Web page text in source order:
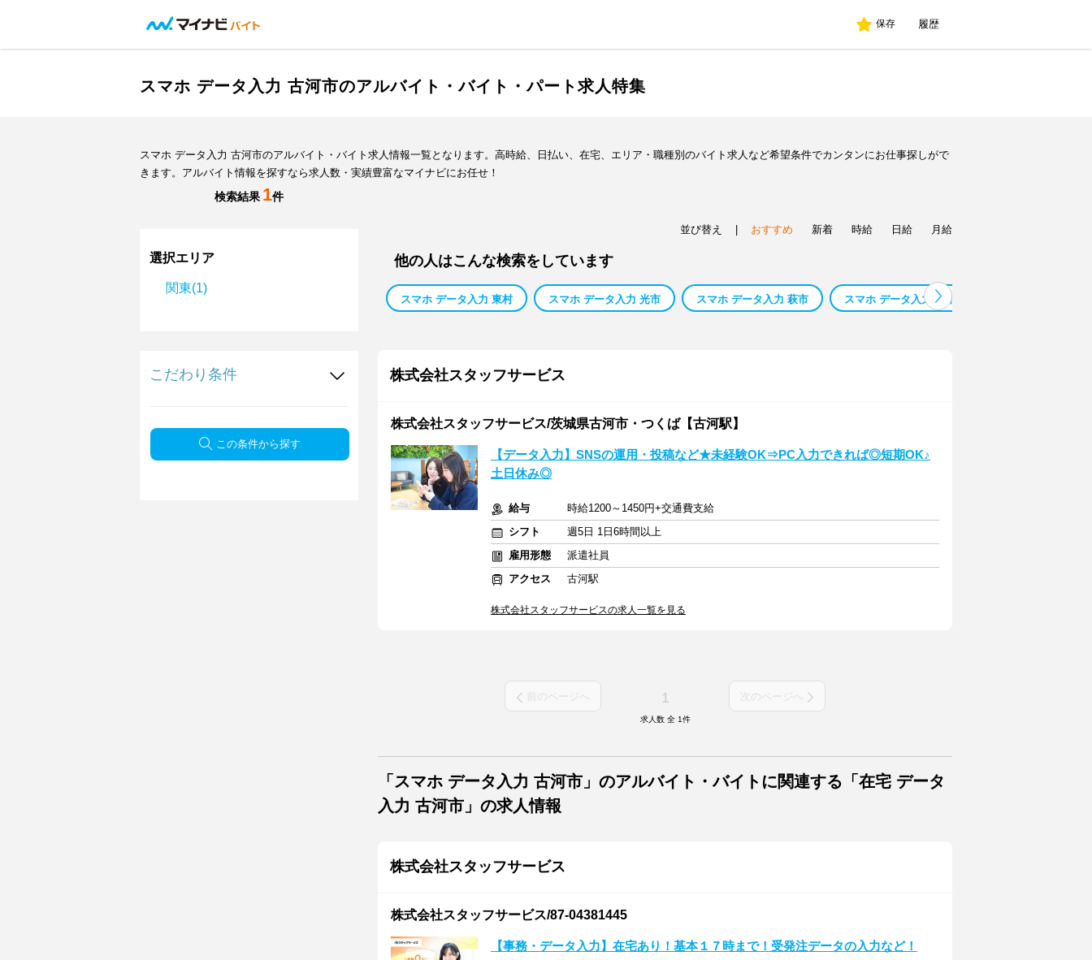
保存 履歴
スマホ データ入力 古河市のアルバイト・バイト・パート求人特集
スマホ データ入力 古河市のアルバイト・バイト求人情報一覧となります。高時給、日払い、在宅、エリア・職種別のバイト求人など希望条件でカンタンにお仕事探しがで
きます。アルバイト情報を探すなら求人数・実績豊富なマイナビにお任せ！
検索結果 1件
選択エリア
関東(1)
こだわり条件
この条件から探す
並び替え おすすめ 新着 時給 日給 月給
他の人はこんな検索をしています
スマホ データ入力 東村 スマホ データ入力 光市 スマホ データ入力 萩市 スマホ データ入力 呉市
株式会社スタッフサービス
株式会社スタッフサービス/茨城県古河市・つくば【古河駅】
【データ入力】SNSの運用・投稿など★未経験OK⇒PC入力できれば◎短期OK♪
土日休み◎
給与
時給1200～1450円+交通費支給
シフト
週5日 1日6時間以上
雇用形態
派遣社員
アクセス
古河駅
株式会社スタッフサービスの求人一覧を見る
前のページへ 1 次のページへ
求人数 全 1件
「スマホ データ入力 古河市」のアルバイト・バイトに関連する「在宅 データ
入力 古河市」の求人情報
株式会社スタッフサービス
株式会社スタッフサービス/87-04381445
【事務・データ入力】在宅あり！基本１７時まで！受発注データの入力など！